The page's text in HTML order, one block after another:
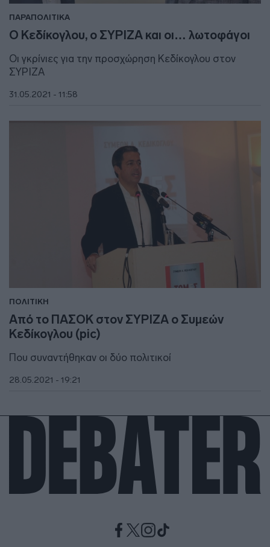
ΠΑΡΑΠΟΛΙΤΙΚΑ
Ο Κεδίκογλου, ο ΣΥΡΙΖΑ και οι… λωτοφάγοι
Οι γκρίνιες για την προσχώρηση Κεδίκογλου στον
ΣΥΡΙΖΑ
31.05.2021 - 11:58
ΠΟΛΙΤΙΚΗ
Από το ΠΑΣΟΚ στον ΣΥΡΙΖΑ ο Συμεών
Κεδίκογλου (pic)
Που συναντήθηκαν οι δύο πολιτικοί
28.05.2021 - 19:21